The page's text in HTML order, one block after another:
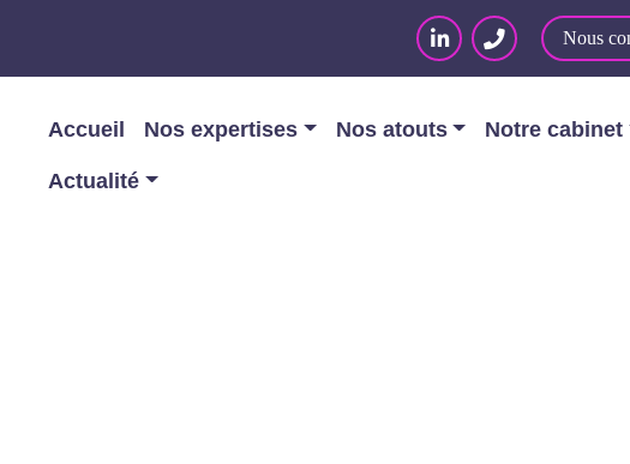
Nous
Accueil Nos expertises Nos atouts Notre cabinet
Actualité